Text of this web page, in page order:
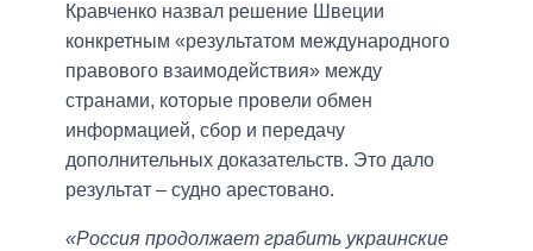
Кравченко назвал решение Швеции
конкретным «результатом международного
правового взаимодействия» между
странами, которые провели обмен
информацией, сбор и передачу
дополнительных доказательств. Это дало
результат – судно арестовано.
«Россия продолжает грабить украинские